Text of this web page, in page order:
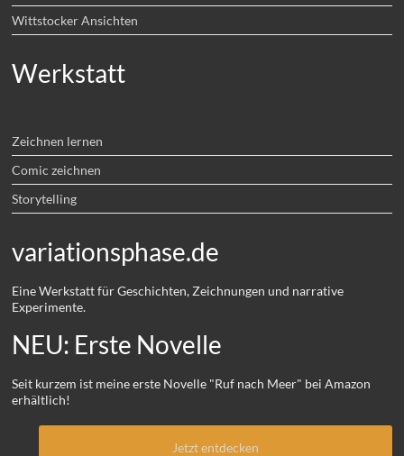
Wittstocker Ansichten
Werkstatt
Zeichnen lernen
Comic zeichnen
Storytelling
variationsphase.de
Eine Werkstatt für Geschichten, Zeichnungen und narrative
Experimente.
NEU: Erste Novelle
Seit kurzem ist meine erste Novelle "Ruf nach Meer" bei Amazon
erhältlich!
Jetzt entdecken